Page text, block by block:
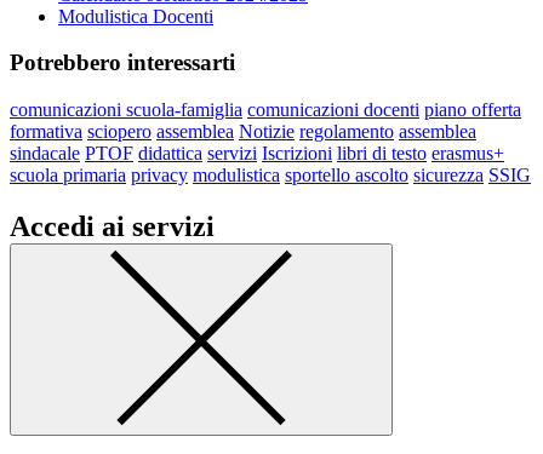
Modulistica Docenti
Potrebbero interessarti
comunicazioni scuola-famiglia comunicazioni docenti piano offerta
formativa sciopero assemblea Notizie regolamento assemblea
sindacale PTOF didattica servizi Iscrizioni libri di testo erasmus+
scuola primaria privacy modulistica sportello ascolto sicurezza SSIG
Accedi ai servizi